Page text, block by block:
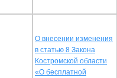
О внесении изменения
в статью 8 Закона
Костромской области
«О бесплатной